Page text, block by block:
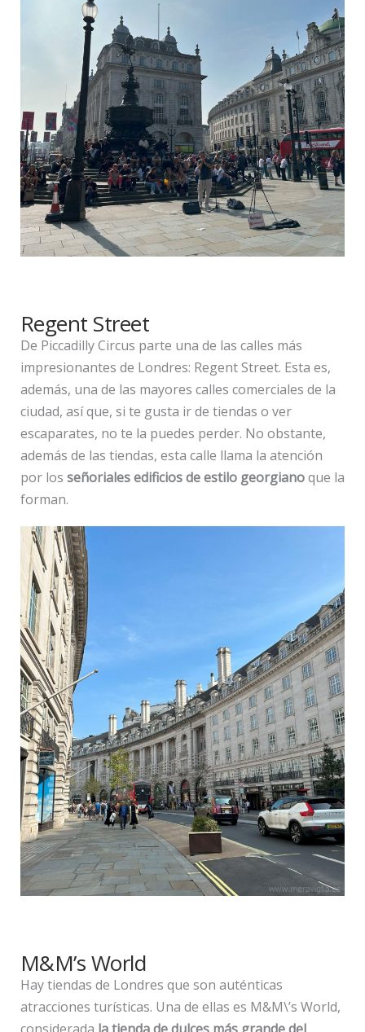
Regent Street
De Piccadilly Circus parte una de las calles más
impresionantes de Londres: Regent Street. Esta es,
además, una de las mayores calles comerciales de la
ciudad, así que, si te gusta ir de tiendas o ver
escaparates, no te la puedes perder. No obstante,
además de las tiendas, esta calle llama la atención
por los señoriales edificios de estilo georgianoque la
forman.
M&M’s World
Hay tiendas de Londres que son auténticas
atracciones turísticas. Una de ellas es M&M\’s World,